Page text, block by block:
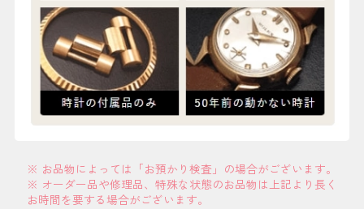
※ お品物によっては「お預かり検査」の場合がございます。
※ オーダー品や修理品、特殊な状態のお品物は上記より長く
お時間を要する場合がございます。